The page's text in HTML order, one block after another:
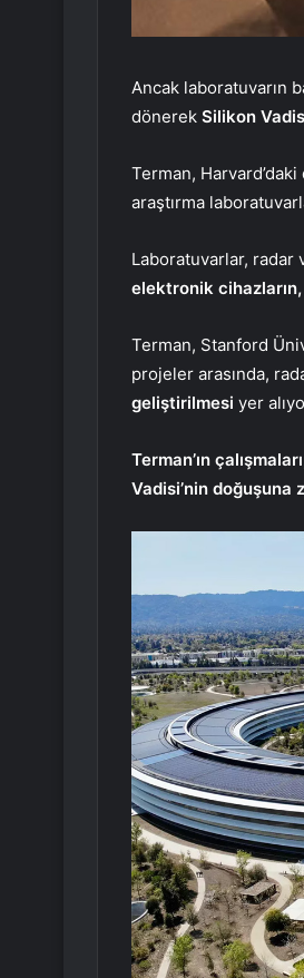
Ancak laboratuvarın
dönerek Silikon
Terman,
araştırma
Laboratuvarlar,
elektronik
Terman, Stanford
projeler arasında,
geliştirilmesi yer
Terman’ın
Vadisi’nin doğuşuna